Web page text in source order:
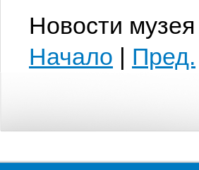
Новости
Начало | Пред.